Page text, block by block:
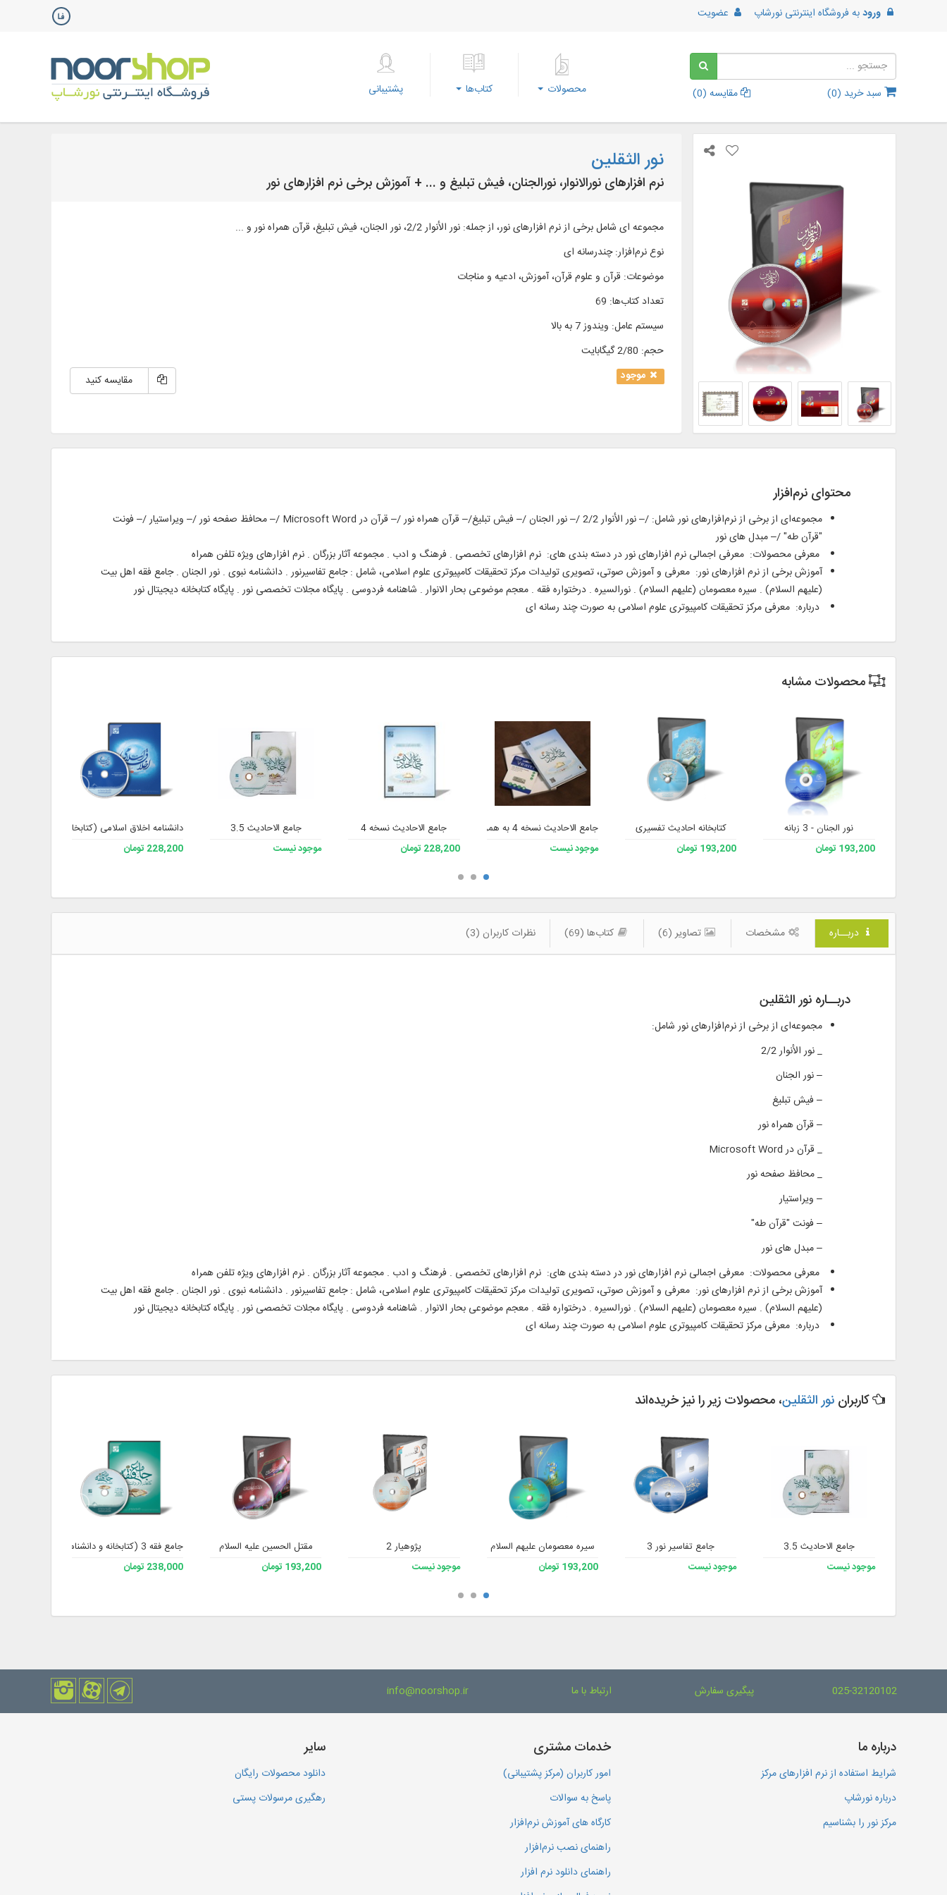
ورودبه فروشگاه اینترنتی نورشاپ عضویت
سبد خرید (0
) مقایسه (0
) محصولات کتاب‌ها پشتیبانی
نور الثقلین
نرم افزارهای نورالانوار، نورالجنان، فیش تبلیغ و ... + آموزش برخی نرم افزارهای نور
مجموعه ای شامل برخی از نرم ­افزارهای نور، از جمله: نور الأنوار 2/2، نور الجنان، فیش تبلیغ، قرآن همراه نور و ...
نوع نرم‌افزار:چندرسانه ای
موضوعات: قرآن و علوم قرآن، آموزش، ادعیه و مناجات
تعداد کتاب‌ها:
69
سیستم عامل: ویندوز 7 به بالا
حجم: 2/80 گیگابایت
موجود مقایسه کنید
محتوای نرم‌افزار
مجموعه‌ای از برخی از نرم‌افزارهای نور شامل: /– نور الأنوار 2/2 /– نور الجنان /– فیش تبلیغ/– قرآن همراه نور /– قرآن در Microsoft Word /– محافظ صفحه نور /– ویراستیار /– فونت
"قرآن طه" /– مبدل های نور
معرفی محصولات: معرفی اجمالی نرم افزارهای نور در دسته بندی های: نرم افزارهای تخصصی . فرهنگ و ادب . مجموعه آثار بزرگان . نرم افزارهای ویژه تلفن همراه
آموزش برخی از نرم ­افزارهای نور: معرفی و آموزش صوتی، تصویری تولیدات مرکز تحقیقات کامپیوتری علوم اسلامی، شامل : جامع تفاسیرنور . دانشنامه نبوی . نور الجنان . جامع فقه اهل بیت
(علیهم السلام) . سیره معصومان (علیهم السلام) . نورالسیره . درختواره فقه . معجم موضوعی بحار الانوار . شاهنامه فردوسی . پایگاه مجلات تخصصی نور . پایگاه کتابخانه دیجیتال نور
درباره: معرفی مرکز تحقیقات کامپیوتری علوم اسلامی به صورت چند رسانه ای
محصولات مشابه
نور الجنان - 3 زبانه
193,200 تومان
کتابخانه احادیث تفسیری
193,200 تومان
جامع الاحادیث نسخه 4 به همراه فلش
موجود نیست
جامع الاحادیث نسخه 4
228,200 تومان
جامع الاحادیث 3.5
موجود نیست
دانشنامه اخلاق اسلامی (کتابخانه نسخه 2)
228,200 تومان
دربــاره مشخصات تصاویر (6) کتاب‌ها (69) نظرات کاربران (3)
دربــاره نور الثقلین
مجموعه‌ای از برخی از نرم‌افزارهای نور شامل:
_ نور الأنوار 2/2
– نور الجنان
– فیش تبلیغ
– قرآن همراه نور
_ قرآن در Microsoft Word
_ محافظ صفحه نور
– ویراستیار
– فونت "قرآن طه"
– مبدل های نور
معرفی محصولات: معرفی اجمالی نرم افزارهای نور در دسته بندی های: نرم افزارهای تخصصی . فرهنگ و ادب . مجموعه آثار بزرگان . نرم افزارهای ویژه تلفن همراه
آموزش برخی از نرم ­افزارهای نور: معرفی و آموزش صوتی، تصویری تولیدات مرکز تحقیقات کامپیوتری علوم اسلامی، شامل : جامع تفاسیرنور . دانشنامه نبوی . نور الجنان . جامع فقه اهل بیت
(علیهم السلام) . سیره معصومان (علیهم السلام) . نورالسیره . درختواره فقه . معجم موضوعی بحار الانوار . شاهنامه فردوسی . پایگاه مجلات تخصصی نور . پایگاه کتابخانه دیجیتال نور
درباره: معرفی مرکز تحقیقات کامپیوتری علوم اسلامی به صورت چند رسانه ای
کاربراننور الثقلین، محصولات زیر را نیز خریده‌اند
جامع الاحادیث 3.5
موجود نیست
جامع تفاسیر نور 3
موجود نیست
سیره معصومان علیهم السلام
193,200 تومان
پژوهیار 2
موجود نیست
مقتل الحسین علیه السلام
193,200 تومان
جامع فقه 3 (کتابخانه و دانشنامه تخصصی فقه)
238,000 تومان
025-32120102 پیگیری سفارش ارتباط با ما info@noorshop.ir
درباره ما
شرایط استفاده از نرم افزارهای مرکز
درباره نورشاپ
مرکز نور را بشناسیم
خدمات مشتری
امور کاربران (مرکز پشتیبانی)
پاسخ به سوالات
کارگاه های آموزش نرم‌افزار
راهنمای نصب نرم‌افزار
راهنمای دانلود نرم افزار
سایر
دانلود محصولات رایگان
رهگیری مرسولات پستی